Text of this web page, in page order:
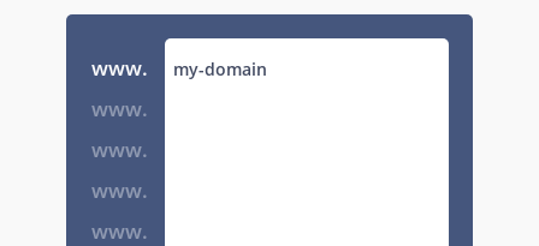
www.
www.
www.
www.
www.